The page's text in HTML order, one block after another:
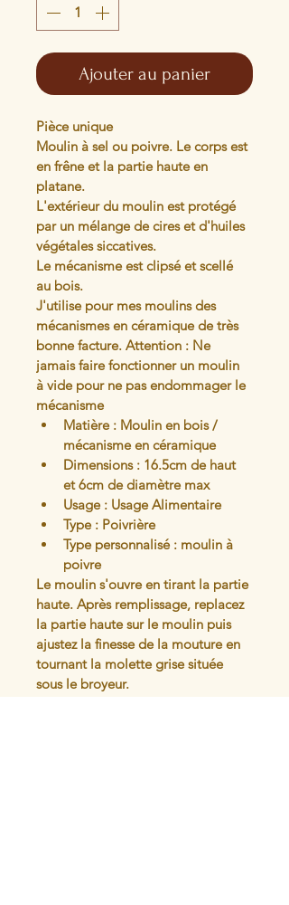
Ajouter au panier
Pièce unique
Moulin à sel ou poivre. Le corps est
en frêne et la partie haute en
platane.
L'extérieur du moulin est protégé
par un mélange de cires et d'huiles
végétales siccatives.
Le mécanisme est clipsé et scellé
au bois.
J'utilise pour mes moulins des
mécanismes en céramique de très
bonne facture. Attention : Ne
jamais faire fonctionner un moulin
à vide pour ne pas endommager le
mécanisme
Matière : Moulin en bois /
mécanisme en céramique
Dimensions : 16.5cm de haut
et 6cm de diamètre max
Usage : Usage Alimentaire
Type : Poivrière
Type personnalisé : moulin à
poivre
Le moulin s'ouvre en tirant la partie
haute. Après remplissage, replacez
la partie haute sur le moulin puis
ajustez la finesse de la mouture en
tournant la molette grise située
sous le broyeur.